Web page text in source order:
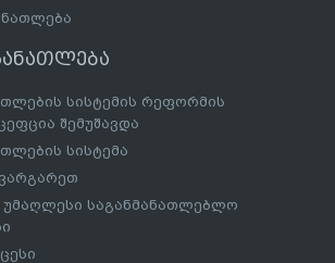
სისტემის რეფორმის
შემუშავდა
სისტემა
საგანმანათლებლო